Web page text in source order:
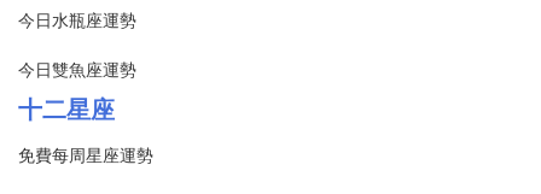
今日水瓶座運勢
今日雙魚座運勢
十二星座
免費每周星座運勢